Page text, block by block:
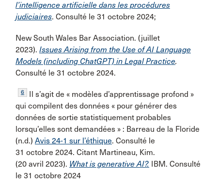
l’intelligence artificielle dans les procédures
judiciaires. Consulté le 31 octobre 2024;
New South Wales Bar Association. (juillet
2023). Issues Arising from the Use of AI Language
Models (including ChatGPT) in Legal Practice.
Consulté le 31 octobre 2024.
6
Il s’agit de « modèles d’apprentissage profond »
qui compilent des données « pour générer des
données de sortie statistiquement probables
lorsqu’elles sont demandées » : Barreau de la Floride
(n.d.) Avis 24-1 sur l’éthique. Consulté le
31 octobre 2024. Citant Martineau, Kim.
(20 avril 2023). What is generative AI?. IBM. Consulté
le 31 octobre 2024